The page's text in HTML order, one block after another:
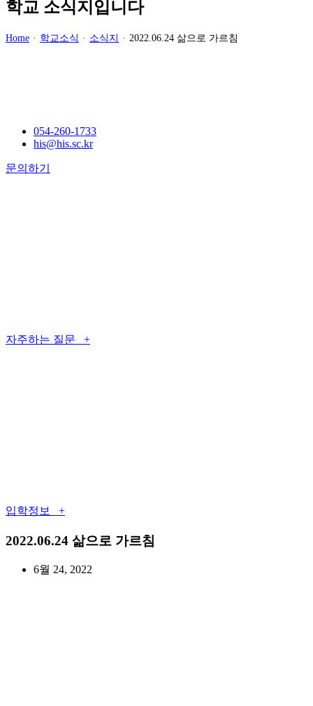
학교 소식지입니다
Home · 학교소식 · 소식지 · 2022.06.24 삶으로 가르침
054-260-1733
his@his.sc.kr
문의하기
자주하는 질문 +
입학정보 +
2022.06.24 삶으로 가르침
6월 24, 2022